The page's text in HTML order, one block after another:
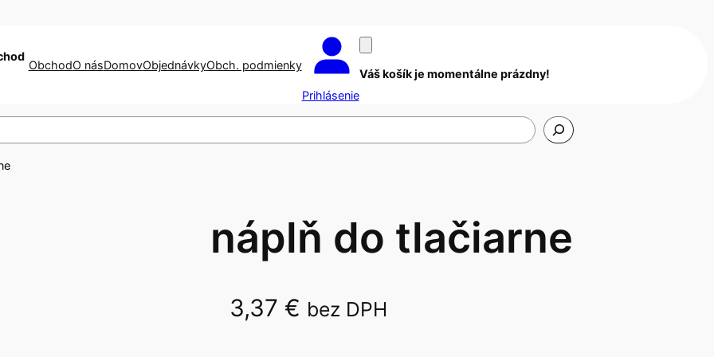
ObchodO násDomovObjednávkyObch. podmienky
Prihlásenie
Váš košík je momentálne prázdny!
náplň do tlačiarne
3,37 € bez DPH